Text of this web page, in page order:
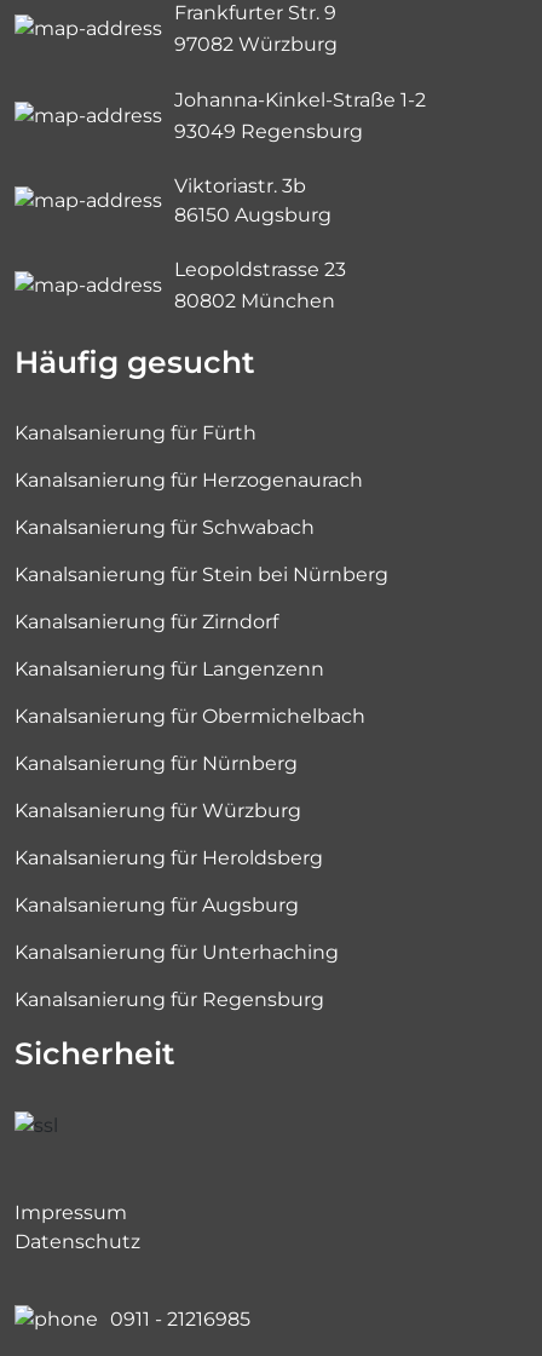
Frankfurter Str. 9
97082 Würzburg
Johanna-Kinkel-Straße 1-2
93049 Regensburg
Viktoriastr. 3b
86150 Augsburg
Leopoldstrasse 23
80802 München
Häufig gesucht
Kanalsanierung für Fürth
Kanalsanierung für Herzogenaurach
Kanalsanierung für Schwabach
Kanalsanierung für Stein bei Nürnberg
Kanalsanierung für Zirndorf
Kanalsanierung für Langenzenn
Kanalsanierung für Obermichelbach
Kanalsanierung für Nürnberg
Kanalsanierung für Würzburg
Kanalsanierung für Heroldsberg
Kanalsanierung für Augsburg
Kanalsanierung für Unterhaching
Kanalsanierung für Regensburg
Sicherheit
Impressum
Datenschutz
0911 - 21216985